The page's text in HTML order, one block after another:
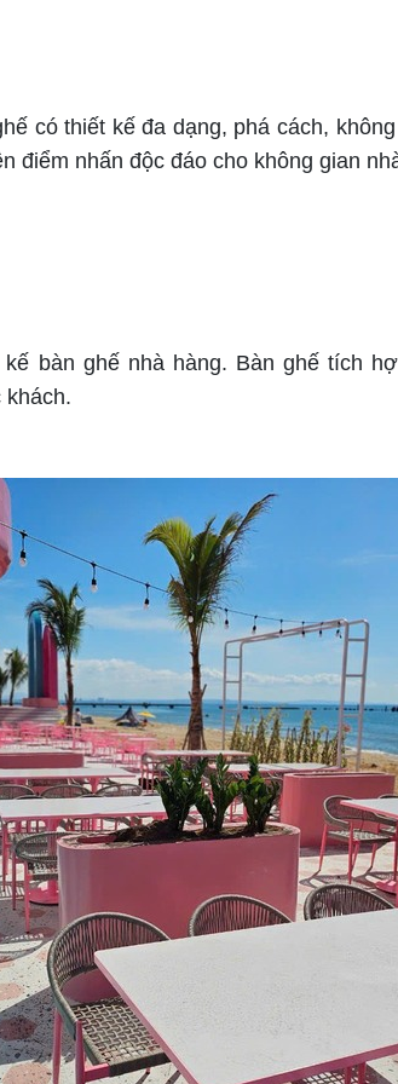
thiết kế đa dạng, phá cách,
điểm nhấn độc đáo cho không gian
ghế nhà hàng. Bàn ghế tích
khách.